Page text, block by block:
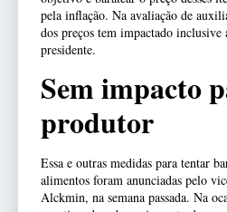
pela inflação. Na avaliação de
dos preços tem impactado inclusive
presidente.
Sem impacto
produtor
Essa e outras medidas para tentar
alimentos foram anunciadas pelo
Alckmin, na semana passada. Na